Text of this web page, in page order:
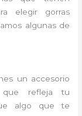
elegir gorras
algunas de
un accesorio
refleja tu
algo que te